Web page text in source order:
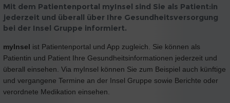
Mit dem Patientenportal myInsel sind Sie als Patient:in
jederzeit und überall über Ihre Gesundheitsversorgung
bei der Insel Gruppe informiert.
myInsel ist Patientenportal und App zugleich. Sie können als
Patientin und Patient Ihre Gesundheitsinformationen jederzeit und
überall einsehen. Via myInsel können Sie zum Beispiel auch künftige
und vergangene Termine an der Insel Gruppe sowie Berichte oder
verordnete Medikation einsehen.